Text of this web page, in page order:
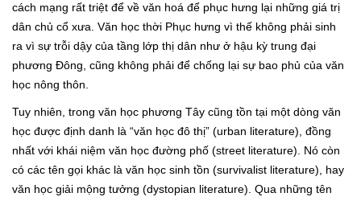
cách mạng rất triệt để về văn hoá để phục hưng lại những giá trị
dân chủ cổ xưa. Văn học thời Phục hưng vì thế không phải sinh
ra vì sự trỗi dậy của tầng lớp thị dân như ở hậu kỳ trung đại
phương Đông, cũng không phải để chống lại sự bao phủ của văn
học nông thôn.
Tuy nhiên, trong văn học phương Tây cũng tồn tại một dòng văn
học được định danh là “văn học đô thị” (urban literature), đồng
nhất với khái niệm văn học đường phố (street literature). Nó còn
có các tên gọi khác là văn học sinh tồn (survivalist literature), hay
văn học giải mộng tưởng (dystopian literature). Qua những tên